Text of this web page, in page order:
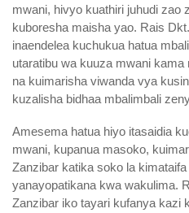
mwani, hivyo kuathiri juhudi zao
kuboresha maisha yao. Rais
inaendelea kuchukua hatua
utaratibu wa kuuza mwani
na kuimarisha viwanda vya
kuzalisha bidhaa mbalimbali
Amesema hatua hiyo itasaidia
mwani, kupanua masoko,
Zanzibar katika soko la
yanayopatikana kwa wakulima.
Zanzibar iko tayari kufanya kazi